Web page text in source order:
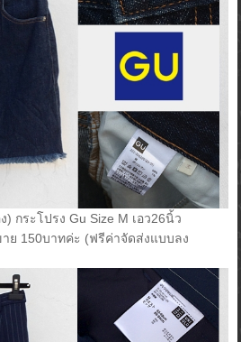
กระโปรง Gu Size M เอว26นิ้ว
ย 150บาทค่ะ (ฟรีค่าจัดส่งแบบลง